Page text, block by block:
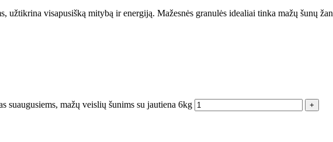
užtikrina visapusišką mitybą ir energiją. Mažesnės granulės idealiai tinka mažų šunų
suaugusiems, mažų veislių šunims su jautiena 6kg